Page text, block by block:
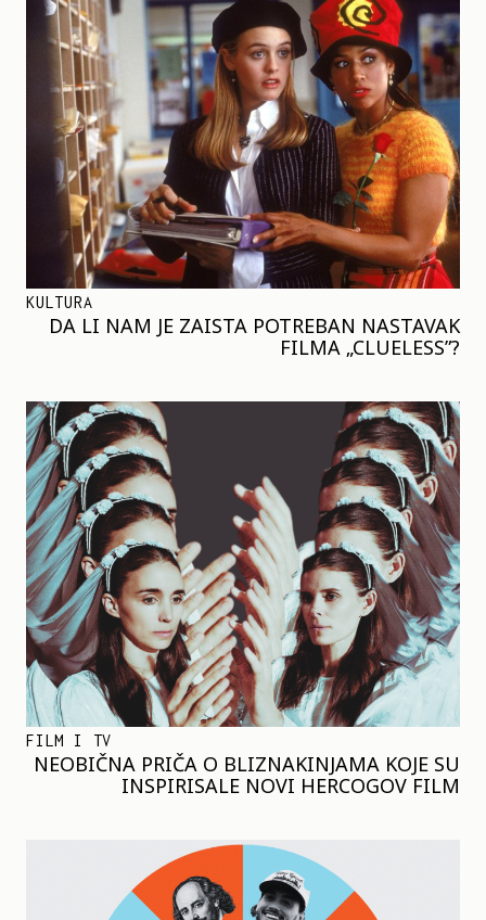
KULTURA
DA LI NAM JE ZAISTA POTREBAN NASTAVAK
FILMA „CLUELESS”?
FILM I TV
NEOBIČNA PRIČA O BLIZNAKINJAMA KOJE SU
INSPIRISALE NOVI HERCOGOV FILM